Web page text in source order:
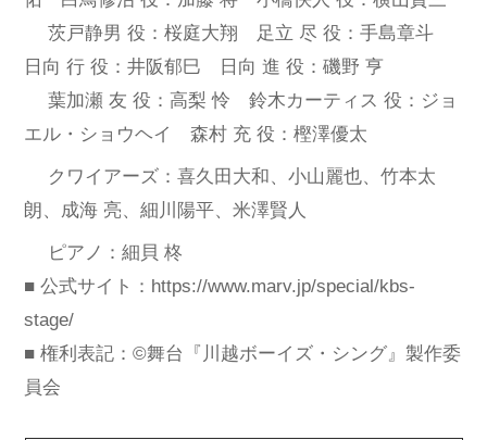
茨戸静男 役：桜庭大翔 足立 尽 役：手島章斗
日向 行 役：井阪郁巳 日向 進 役：磯野 亨
葉加瀬 友 役：高梨 怜 鈴木カーティス 役：ジョ
エル・ショウヘイ 森村 充 役：樫澤優太
クワイアーズ：喜久田大和、小山麗也、竹本太
朗、成海 亮、細川陽平、米澤賢人
ピアノ：細貝 柊
■ 公式サイト： https://www.marv.jp/special/kbs-
stage/
■ 権利表記：©舞台『川越ボーイズ・シング』製作委
員会